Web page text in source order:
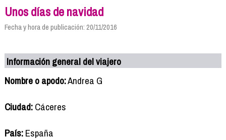
Unos días de navidad
Fecha y hora de publicación: 20/11/2016
Información general del viajero
Nombre o apodo:Andrea G
Ciudad:Cáceres
País:España